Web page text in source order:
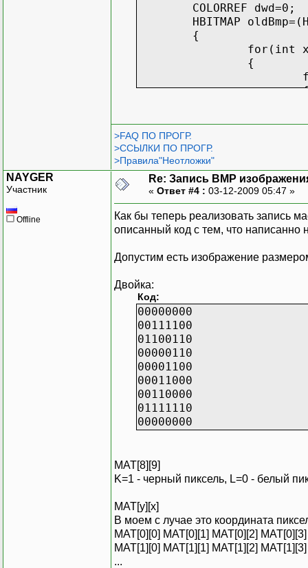
COLORREF dwd=0;
HBITMAP
{
for(int
{
}
::DeleteDC(hdc);
hdc=0;
>FAQ ПО ПРОГР.
>ССЫЛКИ ПО ПРОГР.
>Правила"Неотложки"
NAYGER
Участник
Offline
Re: Запись BMP
« Ответ #4 : 03-12-2009 05:47 »
Как бы теперь реализовать запись
описанный код с тем, что написанно
Допустим есть изображение
Двойка:
Код:
00000000
00111100
01100110
00000110
00001100
00011000
00110000
01111110
00000000
MAT[8][9]
K=1 - черный пиксель, L=0 - белый
MAT[y][x]
В моем с лучае это координата
MAT[0][0] MAT[0][1] MAT[0][2]
MAT[1][0] MAT[1][1] MAT[1][2]
...